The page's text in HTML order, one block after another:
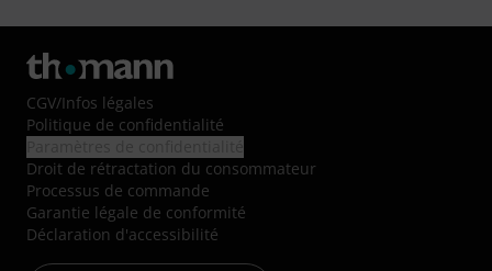
CGV/Infos légales
Politique de confidentialité
Droit de rétractation du consommateur
Processus de commande
Garantie légale de conformité
Déclaration d'accessibilité